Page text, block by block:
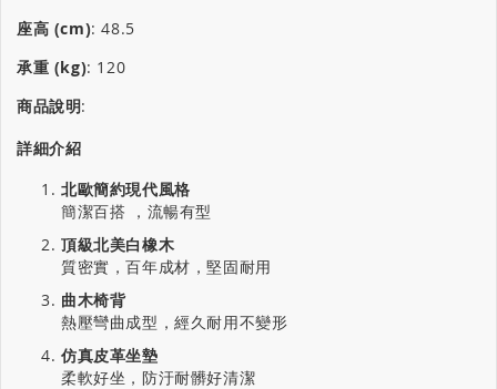
座高 (cm):48.5
承重 (kg): 120
商品說明:
詳細介紹
北歐簡約現代風格
簡潔百搭 ，流暢有型
頂級北美白橡木
質密實，百年成材，堅固耐用
曲木椅背
熱壓彎曲成型，經久耐用不變形
仿真皮革坐墊
柔軟好坐，防汙耐髒好清潔